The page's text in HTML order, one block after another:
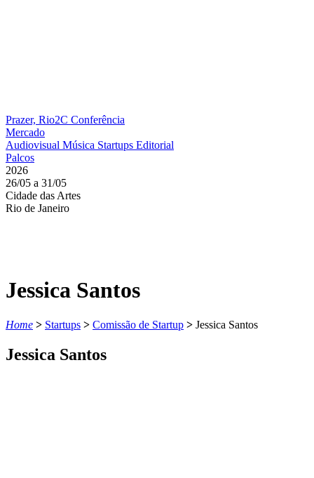
Prazer, Rio2C Conferência
Mercado
Audiovisual Música Startups Editorial
Palcos
2026
26/05 a 31/05
Cidade das Artes
Rio de Janeiro
Jessica Santos
Home > Startups > Comissão de Startup > Jessica Santos
Jessica Santos